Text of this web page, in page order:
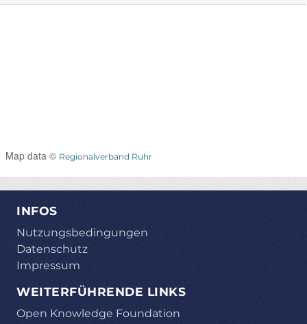
Map data © Regionalverband Ruhr
INFOS
Nutzungsbedingungen
Datenschutz
Impressum
WEITERFÜHRENDE LINKS
Open Knowledge Foundation